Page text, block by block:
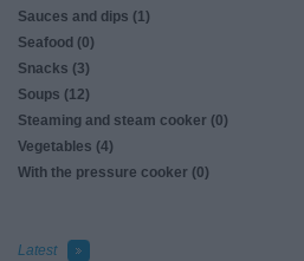
Sauces and dips (1)
Seafood (0)
Snacks (3)
Soups (12)
Steaming and steam cooker (0)
Vegetables (4)
With the pressure cooker (0)
Latest